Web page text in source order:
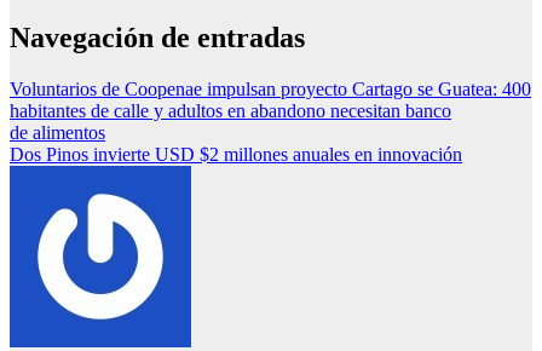
Navegación de entradas
Voluntarios de Coopenae impulsan proyecto Cartago se Guatea: 400
habitantes de calle y adultos en abandono necesitan banco
de alimentos
Dos Pinos invierte USD $2 millones anuales en innovación